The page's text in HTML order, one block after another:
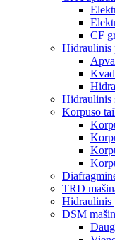
CF
Hidraulinis
Hidraulinis
Korpuso
TRD
Hidraulinis
DSM